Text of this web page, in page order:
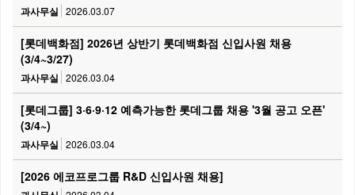
과사무실 2026.03.07
[롯데백화점] 2026년 상반기 롯데백화점 신입사원 채용
(3/4~3/27)
과사무실 2026.03.04
[롯데그룹] 3·6·9·12 예측가능한 롯데그룹 채용 '3월 공고 오픈'
(3/4~)
과사무실 2026.03.04
[2026 에코프로그룹 R&D 신입사원 채용]